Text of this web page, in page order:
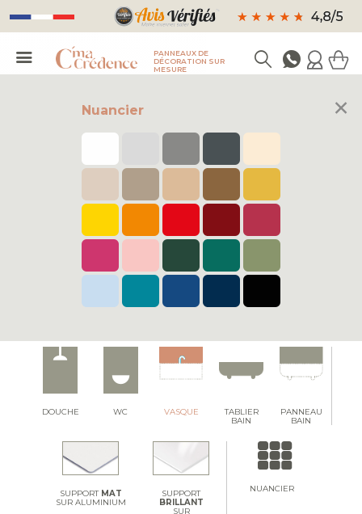
PANNEAUX DE
DÉCORATION SUR
MESURE
Nuancier ×
DOUCHE WC VASQUE
TABLIER
BAIN
PANNEAU
BAIN
SUPPORT MAT
SUR ALUMINIUM
SUPPORT
BRILLANT
SUR
NUANCIER